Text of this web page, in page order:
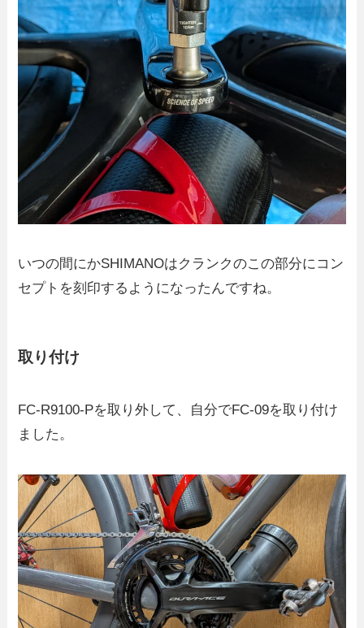
いつの間にかSHIMANOはクランクのこの部分にコン
セプトを刻印するようになったんですね。
取り付け
FC-R9100-Pを取り外して、自分でFC-09を取り付け
ました。